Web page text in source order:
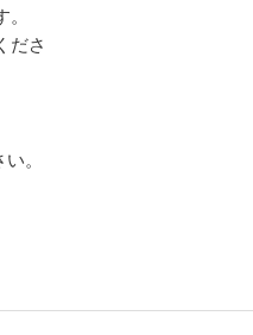
ださ
。